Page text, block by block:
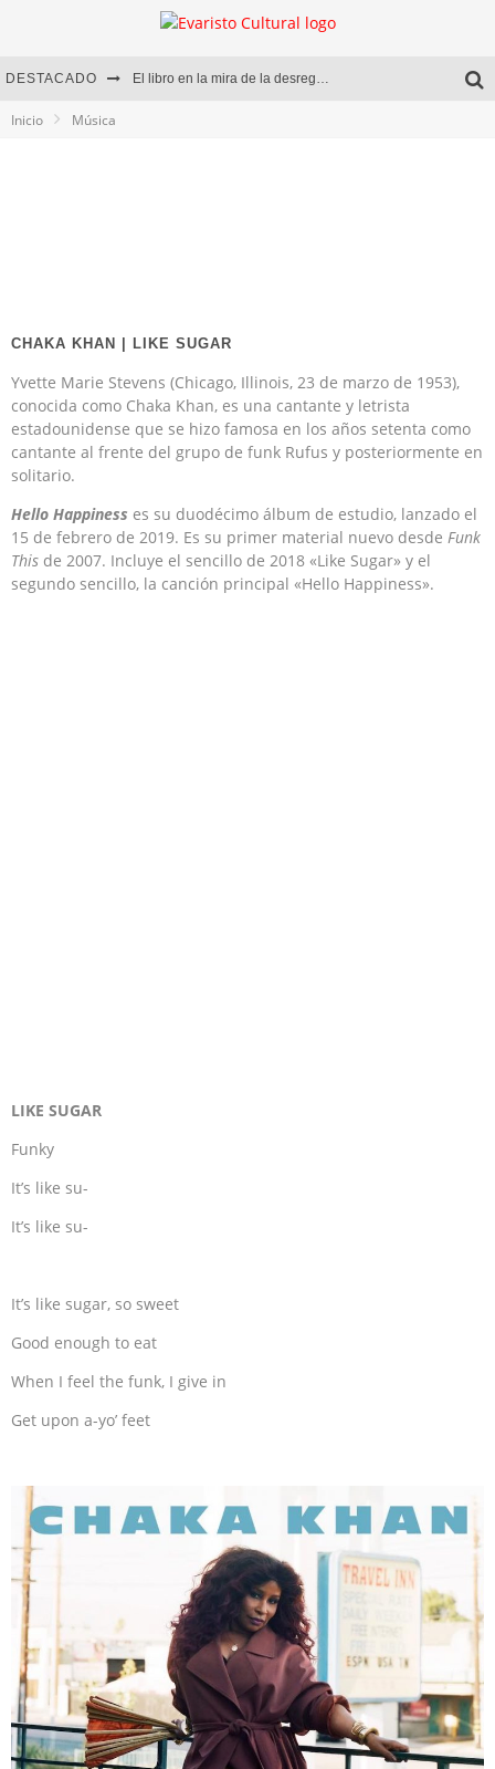
DESTACADO El libro en la mira de la desregulación
Inicio Música
CHAKA KHAN | LIKE SUGAR
Yvette Marie Stevens (Chicago, Illinois, 23 de marzo de 1953),
conocida como Chaka Khan, es una cantante y letrista
estadounidense que se hizo famosa en los años setenta como
cantante al frente del grupo de funk Rufus y posteriormente en
solitario.
Hello Happiness es su duodécimo álbum de estudio, lanzado el
15 de febrero de 2019. Es su primer material nuevo desde Funk
This de 2007. Incluye el sencillo de 2018 «Like Sugar» y el
segundo sencillo, la canción principal «Hello Happiness».
LIKE SUGAR
Funky
It’s like su-
It’s like su-
It’s like sugar, so sweet
Good enough to eat
When I feel the funk, I give in
Get upon a-yo’ feet